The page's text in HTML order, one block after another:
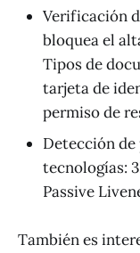
Verificación
bloquea el
Tipos de
tarjeta de
permiso de
Detección
tecnologías:
Passive
También es